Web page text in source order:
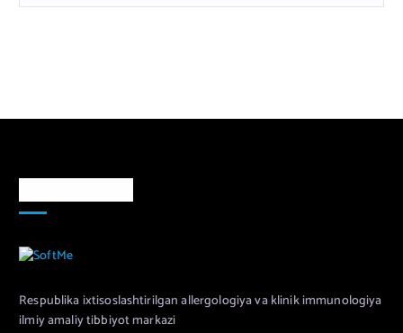
Respublika ixtisoslashtirilgan allergologiya va klinik immunologiya
ilmiy amaliy tibbiyot markazi